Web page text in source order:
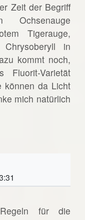
Zeit der Begriff
Ochsenauge
Tigerauge,
in
kommt noch,
Varietät
können da Licht
mich natürlich
für die